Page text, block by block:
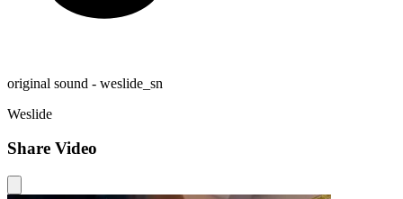
original sound - weslide_sn
Weslide
Share Video